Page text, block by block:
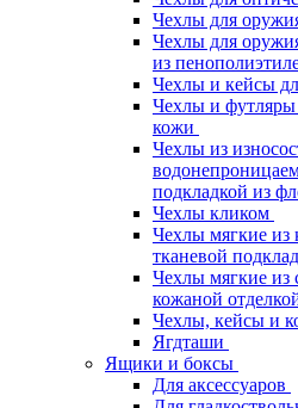
Чехлы для
Чехлы для
из
Чехлы и кейсы
Чехлы и футляры
кожи
Чехлы из
подкладкой из
Чехлы кликом
Чехлы мягкие из
тканевой
Чехлы мягкие из
кожаной
Чехлы, кейсы и
Ягдташи
Ящики и боксы
Для аксессуаров